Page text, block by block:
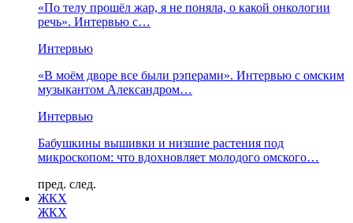
«По телу прошёл жар, я не поняла, о какой онкологии
речь». Интервью с…
Интервью
«В моём дворе все были рэперами». Интервью с омским
музыкантом Александром…
Интервью
Бабушкины вышивки и низшие растения под
микроскопом: что вдохновляет молодого омского…
пред. след.
ЖКХ
ЖКХ